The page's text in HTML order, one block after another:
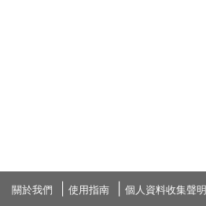
關於我們 使用指南 個人資料收集聲明